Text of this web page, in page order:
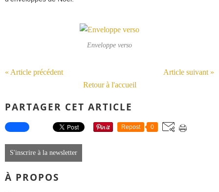
Enveloppe verso
« Article précédent
Article suivant »
Retour à l'accueil
PARTAGER CET ARTICLE
Repost 0
S'inscrire à la newsletter
À PROPOS